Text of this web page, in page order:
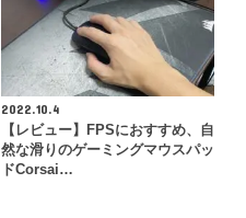
2022.10.4
【レビュー】FPSにおすすめ、自
然な滑りのゲーミングマウスパッ
ドCorsai…